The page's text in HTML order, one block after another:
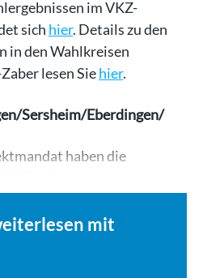
im VKZ-
sich hier. Details zu den
in den Wahlkreisen
lesen Siehier.
Sersheim/Eberdingen/
haben die
mit